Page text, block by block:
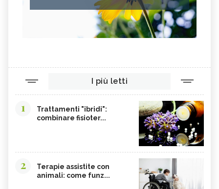
I più letti
1
Trattamenti "ibridi":
combinare fisioter...
2
Terapie assistite con
animali: come funz...